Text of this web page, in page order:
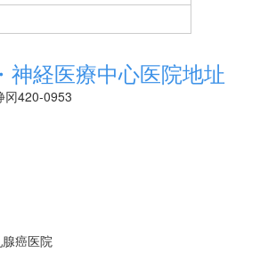
神経医療中心医院地址
冈420-0953
癌医院